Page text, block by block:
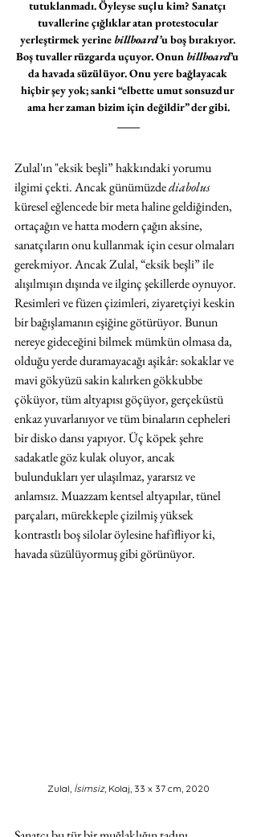
tutuklanmadı. Öyleyse suçlu kim? Sanatçı
tuvallerine çığlıklar atan protestocular
yerleştirmek yerine billboard’u boş bırakıyor.
Boş tuvaller rüzgarda uçuyor. Onun billboard’u
da havada süzülüyor. Onu yere bağlayacak
hiçbir şey yok; sanki “elbette umut sonsuzdur
ama her zaman bizim için değildir” der gibi.
Zulal'ın "eksik beşli” hakkındaki yorumu
ilgimi çekti. Ancak günümüzde diabolus
küresel eğlencede bir meta haline geldiğinden,
ortaçağın ve hatta modern çağın aksine,
sanatçıların onu kullanmak için cesur olmaları
gerekmiyor. Ancak Zulal, “eksik beşli” ile
alışılmışın dışında ve ilginç şekillerde oynuyor.
Resimleri ve füzen çizimleri, ziyaretçiyi keskin
bir bağışlamanın eşiğine götürüyor. Bunun
nereye gideceğini bilmek mümkün olmasa da,
olduğu yerde duramayacağı aşikâr: sokaklar ve
mavi gökyüzü sakin kalırken gökkubbe
çöküyor, tüm altyapısı göçüyor, gerçeküstü
enkaz yuvarlanıyor ve tüm binaların cepheleri
bir disko dansı yapıyor. Üç köpek şehre
sadakatle göz kulak oluyor, ancak
bulundukları yer ulaşılmaz, yararsız ve
anlamsız. Muazzam kentsel altyapılar, tünel
parçaları, mürekkeple çizilmiş yüksek
kontrastlı boş silolar öylesine hafifliyor ki,
havada süzülüyormuş gibi görünüyor.
Zulal, İsimsiz, Kolaj, 33 x 37 cm, 2020